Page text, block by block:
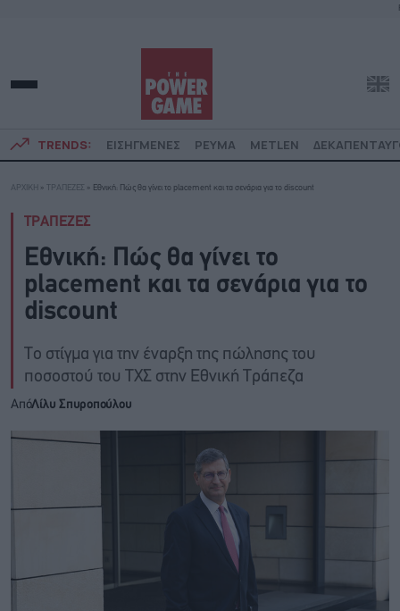
TRENDS: ΕΙΣΗΓΜΕΝΕΣ ΡΕΥΜΑ METLEN
ΑΡΧΙΚΗ » ΤΡΑΠΕΖΕΣ » Εθνική: Πώς θα γίνει το placement και τα σενάρια για το discount
ΤΡΑΠΕΖΕΣ
Εθνική: Πώς θα γίνει το
placement και τα σενάρια για το
discount
Το στίγμα για την έναρξη της πώλησης του
ποσοστού του ΤΧΣ στην Εθνική Τράπεζα
ΑπόΛίλυ Σπυροπούλου